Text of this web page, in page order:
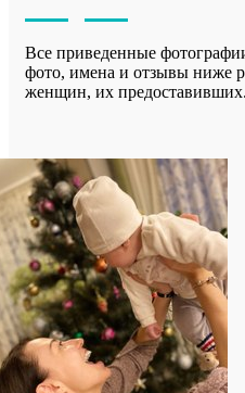
Все приведенные
фото, имена и отзывы ниже
женщин, их предоставивших.